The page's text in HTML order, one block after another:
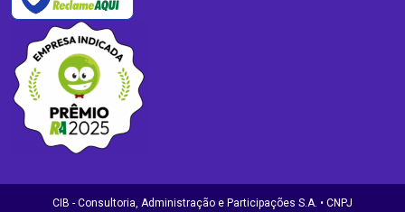
CIB - Consultoria, Administração e Participações S.A. • CNPJ